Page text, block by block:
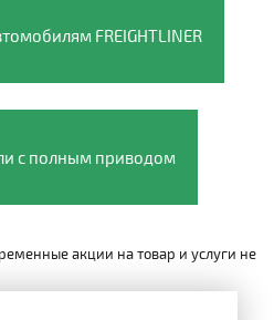
FREIGHTLINER
с полным приводом
акции на товар и услуги не